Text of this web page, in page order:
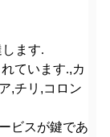
ます.
ています.,カ
,チリ ,コロン
ビスが鍵であ